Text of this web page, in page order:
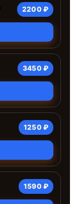
2200 ₽
3450 ₽
1250 ₽
1590 ₽